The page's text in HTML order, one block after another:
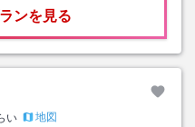
ンを見る
い
地図